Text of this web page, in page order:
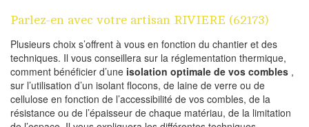
Parlez-en avec votre artisan RIVIERE (62173)
Plusieurs choix s’offrent à vous en fonction du chantier et des
techniques. Il vous conseillera sur la réglementation thermique,
comment bénéficier d’une isolation optimale de vos combles ,
sur l’utilisation d’un isolant flocons, de laine de verre ou de
cellulose en fonction de l’accessibilité de vos combles, de la
résistance ou de l’épaisseur de chaque matériau, de la limitation